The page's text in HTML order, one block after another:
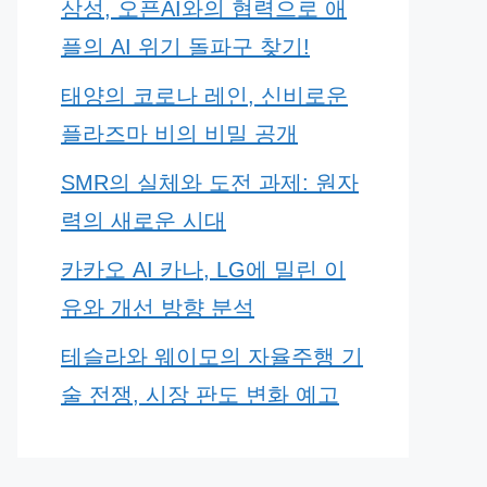
삼성, 오픈AI와의 협력으로 애
플의 AI 위기 돌파구 찾기!
태양의 코로나 레인, 신비로운
플라즈마 비의 비밀 공개
SMR의 실체와 도전 과제: 원자
력의 새로운 시대
카카오 AI 카나, LG에 밀린 이
유와 개선 방향 분석
테슬라와 웨이모의 자율주행 기
술 전쟁, 시장 판도 변화 예고